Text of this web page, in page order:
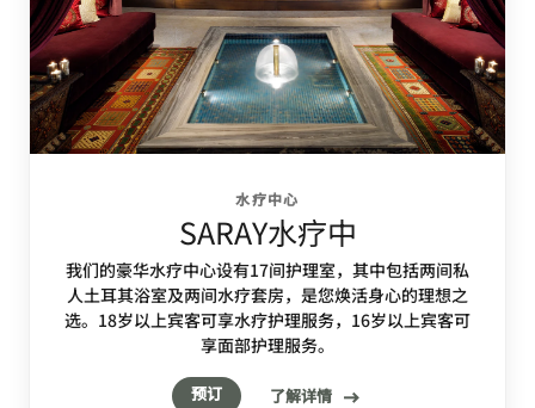
水疗中心
SARAY水疗中
我们的豪华水疗中心设有17间护理室，其中包括两间私
人土耳其浴室及两间水疗套房，是您焕活身心的理想之
选。18岁以上宾客可享水疗护理服务，16岁以上宾客可
享面部护理服务。
预订 了解详情